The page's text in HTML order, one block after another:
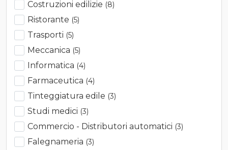
Costruzioni edilizie (8)
Ristorante (5)
Trasporti (5)
Meccanica (5)
Informatica (4)
Farmaceutica (4)
Tinteggiatura edile (3)
Studi medici (3)
Commercio - Distributori automatici (3)
Falegnameria (3)